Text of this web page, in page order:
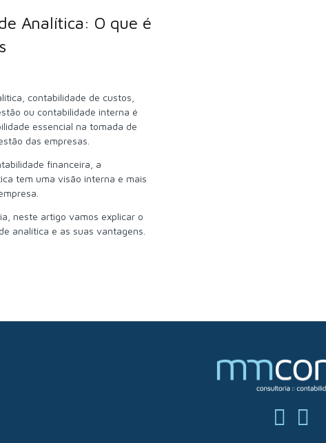
Analítica: O que é
contabilidade de custos,
ou contabilidade interna é
essencial na tomada de
das empresas.
financeira, a
tem uma visão interna e mais
neste artigo vamos explicar o
analítica e as suas vantagens.